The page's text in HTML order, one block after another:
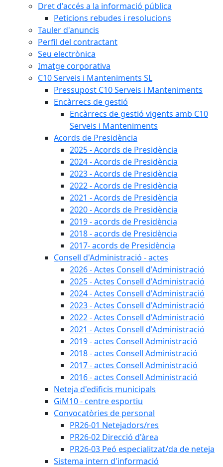
Dret d'accés a la informació pública
Peticions rebudes i resolucions
Tauler d'anuncis
Perfil del contractant
Seu electrònica
Imatge corporativa
C10 Serveis i Manteniments SL
Pressupost C10 Serveis i Manteniments
Encàrrecs de gestió
Encàrrecs de gestió vigents amb C10
Serveis i Manteniments
Acords de Presidència
2025 - Acords de Presidència
2024 - Acords de Presidència
2023 - Acords de Presidència
2022 - Acords de Presidència
2021 - Acords de Presidència
2020 - Acords de Presidència
2019 - acords de Presidència
2018 - acords de Presidència
2017- acords de Presidència
Consell d'Administració - actes
2026 - Actes Consell d'Administració
2025 - Actes Consell d'Administració
2024 - Actes Consell d'Administració
2023 - Actes Consell d'Administració
2022 - Actes Consell d'Administració
2021 - Actes Consell d'Administració
2019 - actes Consell Administració
2018 - actes Consell Administració
2017 - actes Consell Administració
2016 - actes Consell Administració
Neteja d'edificis municipals
GiM10 - centre esportiu
Convocatòries de personal
PR26-01 Netejadors/res
PR26-02 Direcció d'àrea
PR26-03 Peó especialitzat/da de neteja
Sistema intern d'informació